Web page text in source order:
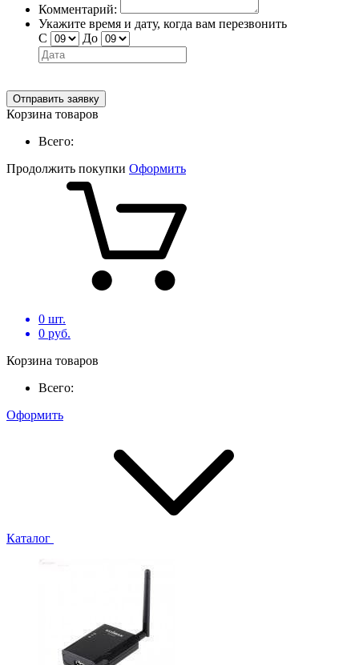
Комментарий:
Укажите время и дату, когда вам перезвонить
С
До
Отправить заявку
Корзина товаров
Всего:
Продолжить покупки Оформить
0 шт.
0 руб.
Корзина товаров
Всего:
Оформить
Каталог